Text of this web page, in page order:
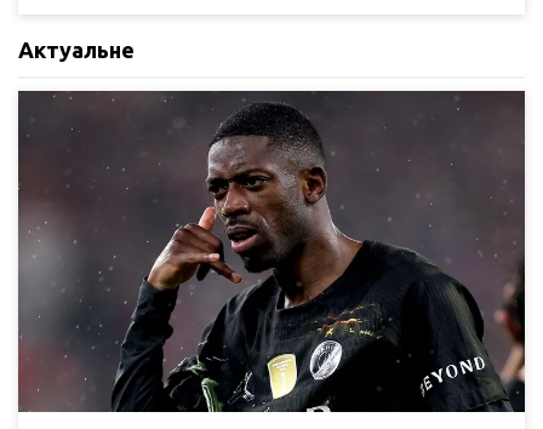
Актуальне